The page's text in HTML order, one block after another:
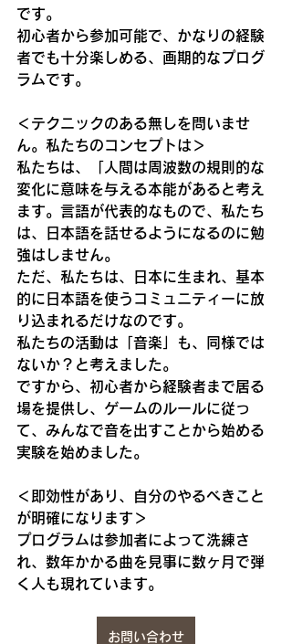
です。
初心者から参加可能で、かなりの経験
者でも十分楽しめる、画期的なプログ
ラムです。
＜テクニックのある無しを問いませ
ん。私たちのコンセプトは＞
私たちは、「人間は周波数の規則的な
変化に意味を与える本能があると考え
ます。言語が代表的なもので、私たち
は、日本語を話せるようになるのに勉
強はしません。
ただ、私たちは、日本に生まれ、基本
的に日本語を使うコミュニティーに放
り込まれるだけなのです。
私たちの活動は「音楽」も、同様では
ないか？と考えました。
ですから、初心者から経験者まで居る
場を提供し、ゲームのルールに従っ
て、みんなで音を出すことから始める
実験を始めました。
＜即効性があり、自分のやるべきこと
が明確になります＞
プログラムは参加者によって洗練さ
れ、数年かかる曲を見事に数ヶ月で弾
く人も現れています。
お問い合わせ